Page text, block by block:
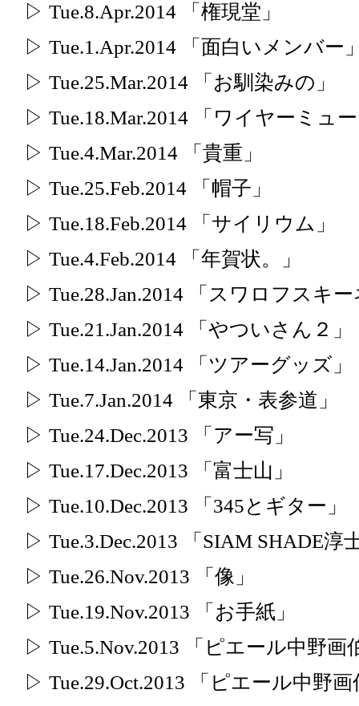
▷ Tue.8.Apr.2014 「権現堂」
▷ Tue.1.Apr.2014 「面白いメンバー
▷ Tue.25.Mar.2014 「お馴染みの」
▷ Tue.18.Mar.2014 「ワイヤーミュ
▷ Tue.4.Mar.2014 「貴重」
▷ Tue.25.Feb.2014 「帽子」
▷ Tue.18.Feb.2014 「サイリウム」
▷ Tue.4.Feb.2014 「年賀状。」
▷ Tue.28.Jan.2014 「スワロフスキ
▷ Tue.21.Jan.2014 「やついさん２」
▷ Tue.14.Jan.2014 「ツアーグッズ」
▷ Tue.7.Jan.2014 「東京・表参道」
▷ Tue.24.Dec.2013 「アー写」
▷ Tue.17.Dec.2013 「富士山」
▷ Tue.10.Dec.2013 「345とギター」
▷ Tue.3.Dec.2013 「SIAM SHADE淳
▷ Tue.26.Nov.2013 「像」
▷ Tue.19.Nov.2013 「お手紙」
▷ Tue.5.Nov.2013 「ピエール中野画
▷ Tue.29.Oct.2013 「ピエール中野